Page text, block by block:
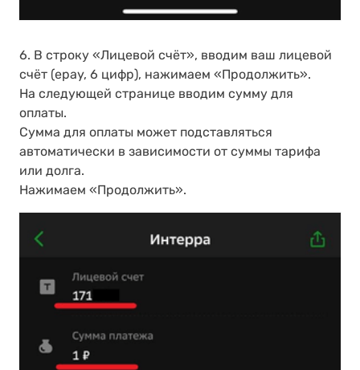
6. В строку «Лицевой счёт», вводим ваш лицевой
счёт (epay, 6 цифр), нажимаем «Продолжить».
На следующей странице вводим сумму для
оплаты.
Сумма для оплаты может подставляться
автоматически в зависимости от суммы тарифа
или долга.
Нажимаем «Продолжить».